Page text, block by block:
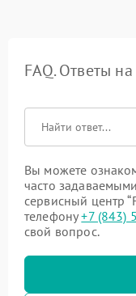
FAQ. Ответы
Вы можете
часто
сервисный центр
телефону+7 (843)
свой вопрос.